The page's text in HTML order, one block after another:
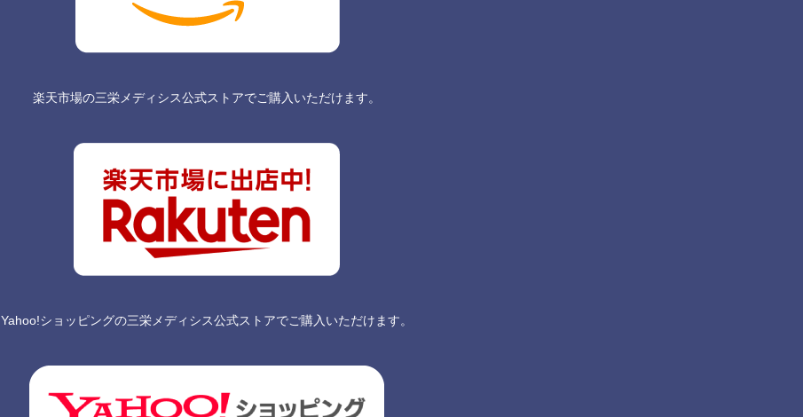
楽天市場の三栄メディシス公式ストアでご購入いただけます。
Yahoo!ショッピングの三栄メディシス公式ストアでご購入いただけます。